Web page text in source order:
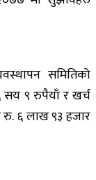
समितिको
सय ९ रुपैयाँ र खर्च
६ लाख ९३ हजार